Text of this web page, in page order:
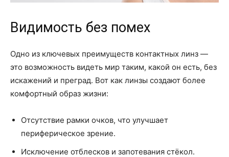
Видимость без помех
Одно из ключевых преимуществ контактных линз —
это возможность видеть мир таким, какой он есть, без
искажений и преград. Вот как линзы создают более
комфортный образ жизни:
Отсутствие рамки очков, что улучшает
периферическое зрение.
Исключение отблесков и запотевания стёкол.